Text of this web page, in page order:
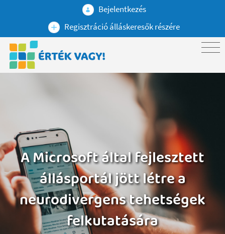
Bejelentkezés
Regisztráció álláskeresők részére
A Microsoft által fejlesztett
állásportál jött létre a
neurodivergens tehetségek
felkutatására